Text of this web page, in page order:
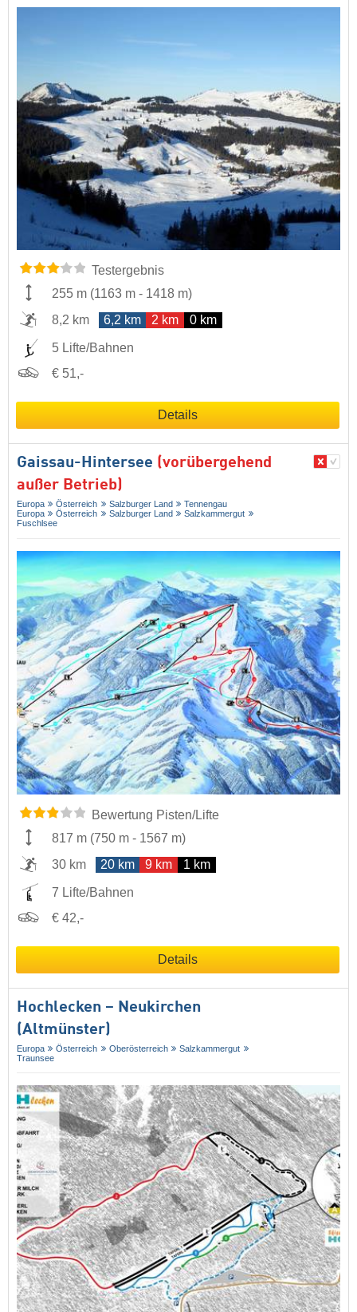
Testergebnis
255 m (1163 m - 1418 m)
8,2 km
6,2 km 2 km 0 km
5 Lifte/Bahnen
€ 51,-
Details
Gaissau-Hintersee (vorübergehend
außer Betrieb)
Europa Österreich Salzburger Land
Tennengau
Europa
Österreich Salzburger Land
Salzkammergut
Fuschlsee
Bewertung Pisten/Lifte
817 m (750 m - 1567 m)
30 km
20 km 9 km 1 km
7 Lifte/Bahnen
€ 42,-
Details
Hochlecken – Neukirchen
(Altmünster)
Europa Österreich Oberösterreich
Salzkammergut
Traunsee